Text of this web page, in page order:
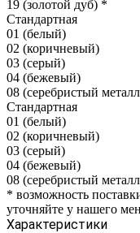
19 (золотой дуб) *
Стандартная
01 (белый)
02 (коричневый)
03 (серый)
04 (бежевый)
08 (серебристый
Стандартная
01 (белый)
02 (коричневый)
03 (серый)
04 (бежевый)
08 (серебристый
* возможность
уточняйте у нашего
Характеристики